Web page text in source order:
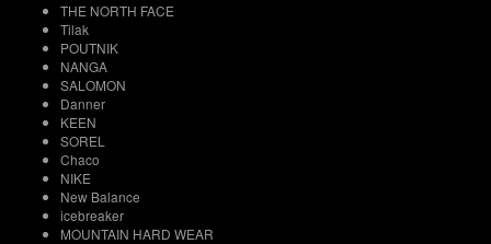
THE NORTH FACE
Tilak
POUTNIK
NANGA
SALOMON
Danner
KEEN
SOREL
Chaco
NIKE
New Balance
icebreaker
MOUNTAIN HARD WEAR